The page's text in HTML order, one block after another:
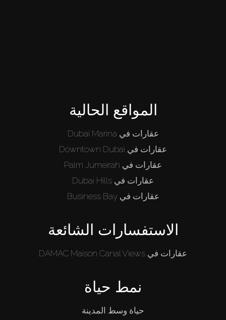
المواقع الحالية
عقارات في Dubai Marina
عقارات في Downtown Dubai
عقارات في Palm Jumeirah
عقارات في Dubai Hills
عقارات في Business Bay
الاستفسارات الشائعة
عقارات في DAMAC Maison Canal Views
نمط حياة
حياة وسط المدينة